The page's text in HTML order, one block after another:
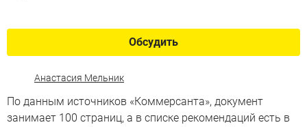
Обсудить
Анастасия Мельник
По данным источников «Коммерсанта», документ
занимает 100 страниц, а в списке рекомендаций есть в